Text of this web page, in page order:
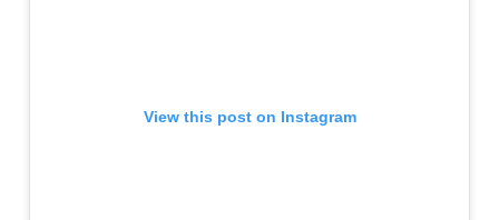
View this post on Instagram